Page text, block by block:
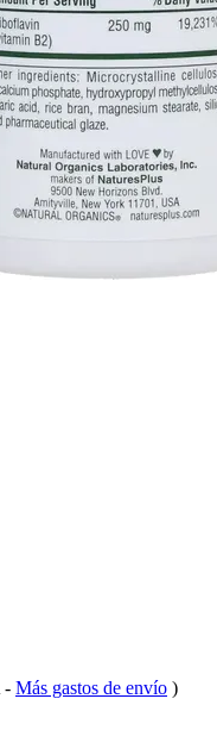
- Más gastos de envío )